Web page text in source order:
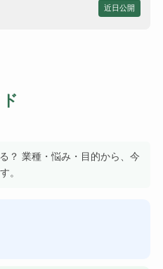
近日公開
？ 業種・悩み・目的から、今
。